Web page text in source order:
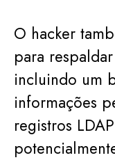
O hacker
para
incluindo um
informações
registros